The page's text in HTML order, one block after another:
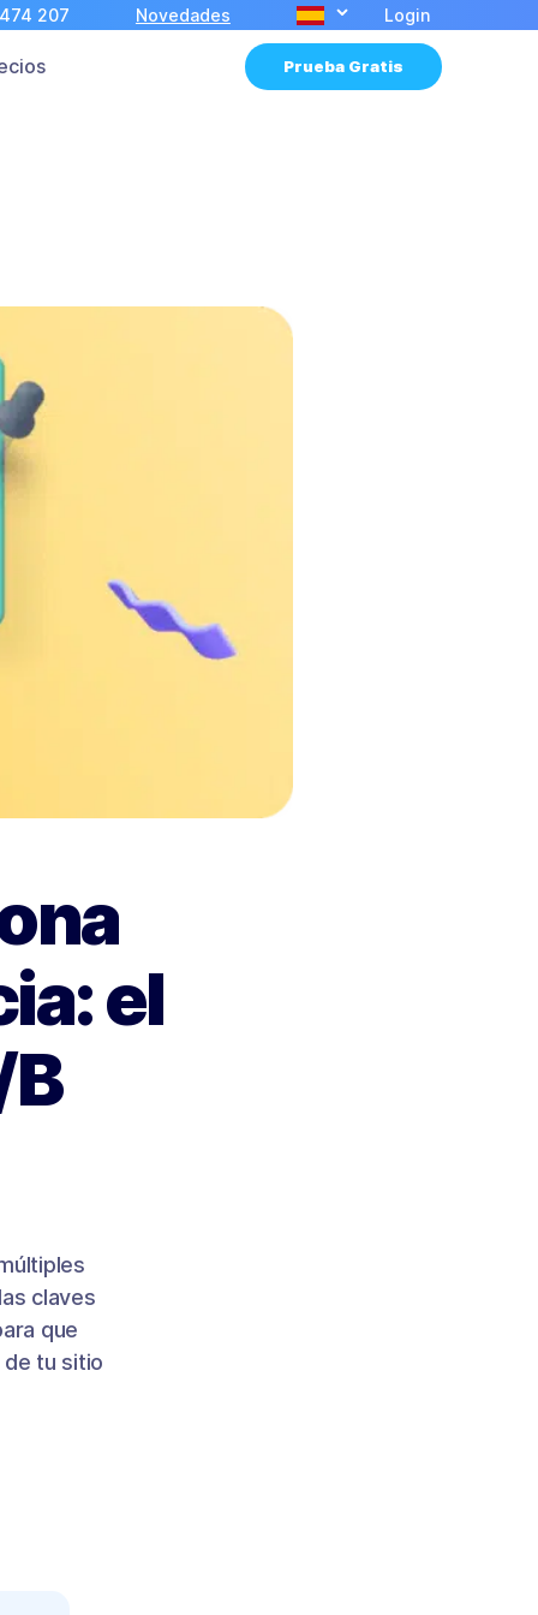
207 Novedades Login
Prueba Gratis
el
claves
que
de tu sitio